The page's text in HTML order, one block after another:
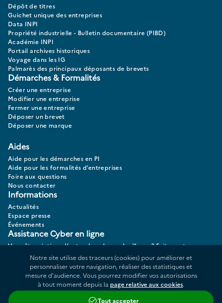
Dépôt de titres
Guichet unique des entreprises
Data INPI
Propriété industrielle - Bulletin documentaire (PIBD)
Académie INPI
Portail archives historiques
Voyage dans les IG
Palmarès des principaux déposants de brevets
Démarches & Formalités
Créer une entreprise
Modifier une entreprise
Fermer une entreprise
Déposer un brevet
Déposer une marque
Aides
Aide pour les démarches en PI
Aide pour les formalités d’entreprises
Foire aux questions
Nous contacter
Informations
Actualités
Espace presse
Événements
Assistance Cyber en ligne
Vous êtes victime d’actes de cybermalveillance? Faites votre
Données personnelles
Plan du site
Notre site utilise des traceurs (cookies) pour améliorer et
personnaliser votre navigation, réaliser des statistiques et
mesure d'audience. Vous pourrez modifier vos autorisations
à tout moment depuis la page relative aux cookies
Tout accepter